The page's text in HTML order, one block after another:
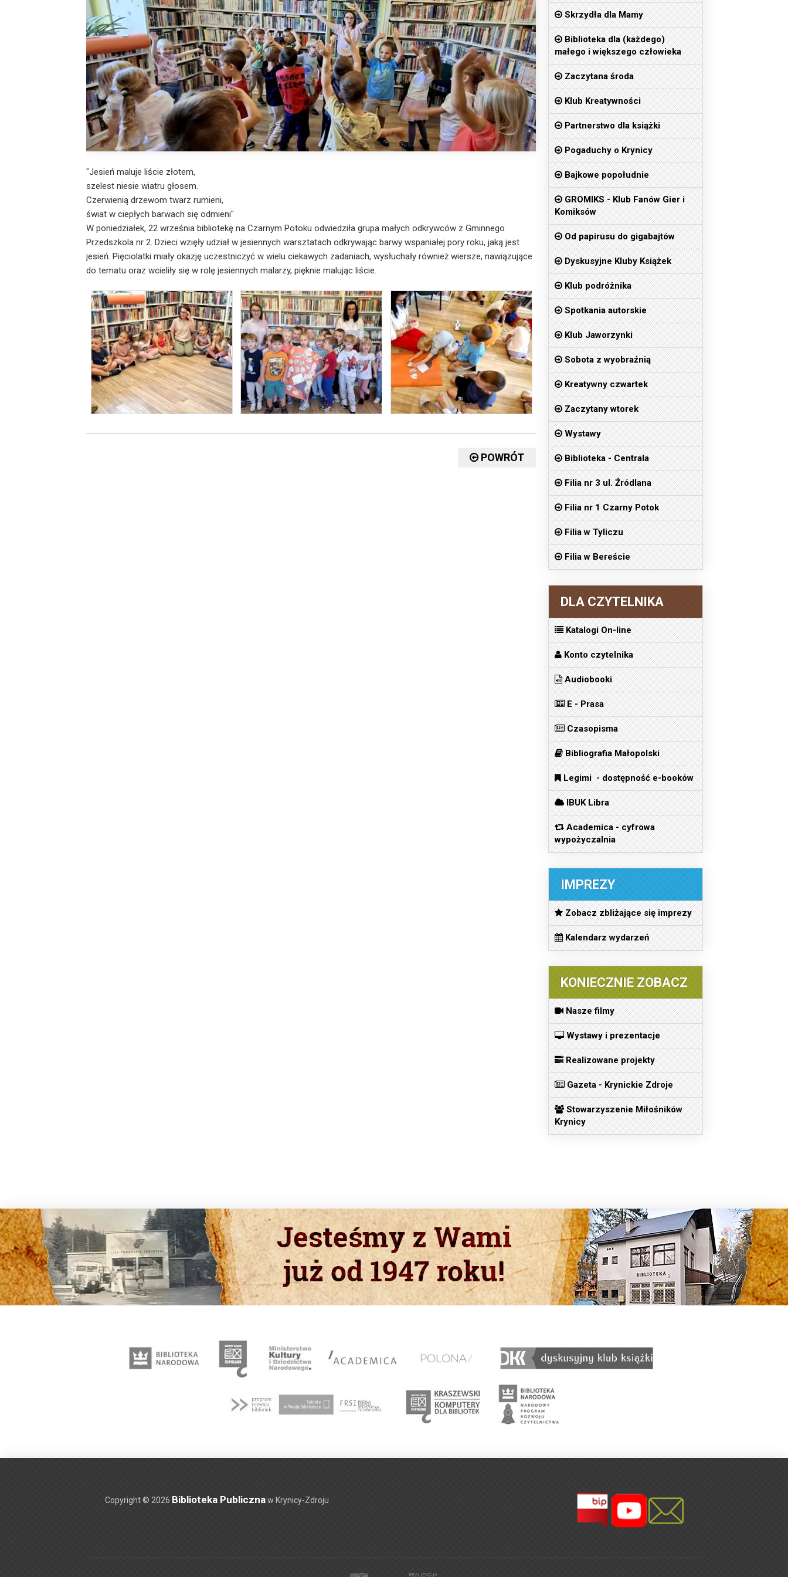
"Jesień maluje liście złotem,
szelest niesie wiatru głosem.
Czerwienią drzewom twarz rumieni,
świat w ciepłych barwach się odmieni"
W poniedziałek, 22 września bibliotekę na Czarnym Potoku odwiedziła grupa małych odkrywców z Gminnego
Przedszkola nr 2. Dzieci wzięły udział w jesiennych warsztatach odkrywając barwy wspaniałej pory roku, jaką jest
jesień. Pięciolatki miały okazję uczestniczyć w wielu ciekawych zadaniach, wysłuchały również wiersze, nawiązujące
do tematu oraz wcieliły się w rolę jesiennych malarzy, pięknie malując liście.
POWRÓT
Skrzydła dla Mamy
Biblioteka dla (każdego)
małego i większego człowieka
Zaczytana środa
Klub Kreatywności
Partnerstwo dla książki
Pogaduchy o Krynicy
Bajkowe popołudnie
GROMIKS - Klub Fanów Gier i
Komiksów
Od papirusu do gigabajtów
Dyskusyjne Kluby Książek
Klub podróżnika
Spotkania autorskie
Klub Jaworzynki
Sobota z wyobraźnią
Kreatywny czwartek
Zaczytany wtorek
Wystawy
Biblioteka - Centrala
Filia nr 3 ul. Źródlana
Filia nr 1 Czarny Potok
Filia w Tyliczu
Filia w Bereście
DLA CZYTELNIKA
Katalogi On-line
Konto czytelnika
Audiobooki
E - Prasa
Czasopisma
Bibliografia Małopolski
Legimi - dostępność e-booków
IBUK Libra
Academica - cyfrowa
wypożyczalnia
IMPREZY
Zobacz zbliżające się imprezy
Kalendarz wydarzeń
KONIECZNIE ZOBACZ
Nasze filmy
Wystawy i prezentacje
Realizowane projekty
Gazeta - Krynickie Zdroje
Stowarzyszenie Miłośników
Krynicy
Copyright © 2026 Biblioteka Publicznaw Krynicy-Zdroju